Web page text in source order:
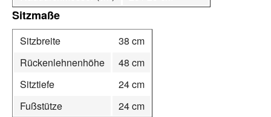
Sitzmaße
Sitzbreite
38 cm
Rückenlehnenhöhe
48 cm
Sitztiefe
24 cm
Fußstütze
24 cm